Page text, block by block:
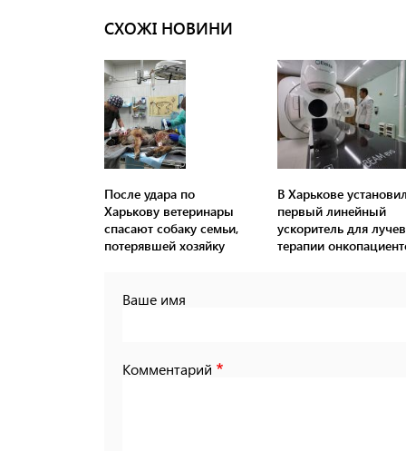
СХОЖІ НОВИНИ
После удара по
Харькову ветеринары
спасают собаку семьи,
потерявшей хозяйку
В Харькове
первый линейный
ускоритель для
терапии
Ваше имя
Комментарий